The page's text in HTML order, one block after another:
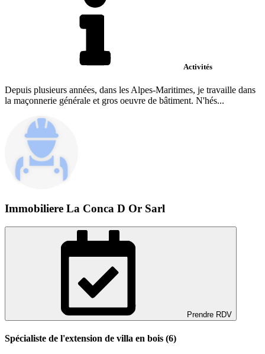
Activités
Depuis plusieurs années, dans les Alpes-Maritimes, je travaille dans
la maçonnerie générale et gros oeuvre de bâtiment. N'hés...
Immobiliere La Conca D Or Sarl
Prendre RDV
Spécialiste de l'extension de villa en bois (6)